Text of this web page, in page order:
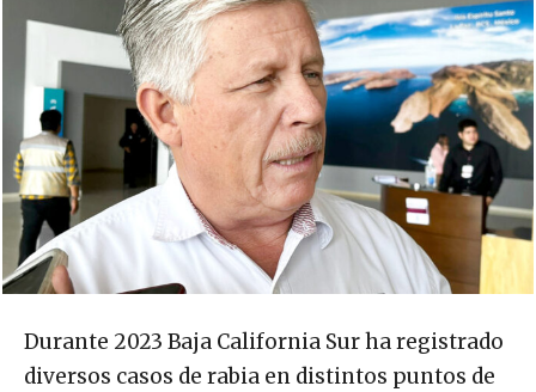
Durante 2023 Baja California Sur ha registrado
diversos casos de rabia en distintos puntos de